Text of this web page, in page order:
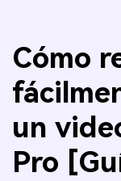
Cómo
un
Pro